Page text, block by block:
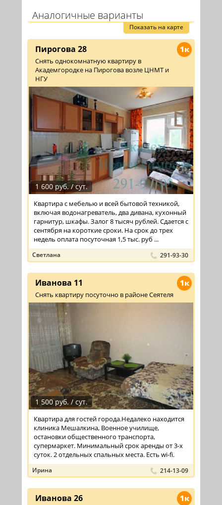
Аналогичные варианты
Показать на карте
1к
Пирогова 28
Снять однокомнатную квартиру в
Академгородке на Пирогова возле ЦНМТ и
НГУ
1 600 руб. / сут.
Квартира с мебелью и всей бытовой техникой,
включая водонагреватель, два дивана, кухонный
гарнитур, шкафы. Залог 8 тысяч рублей. Сдается с
сентября на короткие сроки. На срок до трех
недель оплата посуточная 1,5 тыс. руб ...
Светлана 291-93-30
1к
Иванова 11
Снять квартиру посуточно в районе Сеятеля
1 500 руб. / сут.
Квартира для гостей города.Недалеко находится
клиника Мешалкина, Военное училище,
остановки общественного транспорта,
супермаркет. Минимальный срок аренды от 3-х
суток. 2 отдельных спальных места. Есть wi-fi.
Ирина 214-13-09
1к
Иванова 26